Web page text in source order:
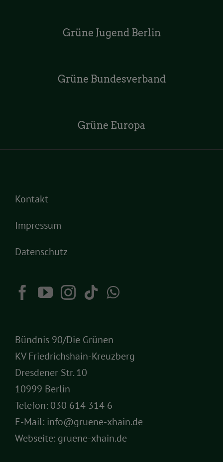
Grüne Jugend Berlin
Grüne Bundesverband
Grüne Europa
Kontakt
Impressum
Datenschutz
Bündnis 90/Die Grünen
KV Friedrichshain-Kreuzberg
Dresdener Str. 10
10999 Berlin
Telefon: 030 614 314 6
E-Mail: info@gruene-xhain.de
Webseite: gruene-xhain.de